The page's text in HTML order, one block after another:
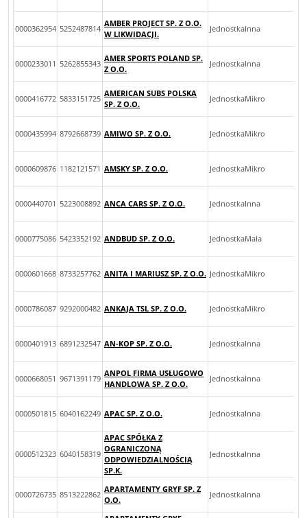
0000362954 5252487814
AMBER PROJECT SP. Z O.O.
W LIKWIDACJI.
JednostkaInna
0000233011 5262855343
AMER SPORTS POLAND SP.
Z O.O.
JednostkaInna
0000416772 5833151725
AMERICAN SUBS POLSKA
SP. Z O.O.
JednostkaMikro
0000435994 8792668739 AMIWO SP. Z O.O. JednostkaMikro
0000609876 1182121571 AMSKY SP. Z O.O. JednostkaMikro
0000440701 5223008892 ANCA CARS SP. Z O.O. JednostkaInna
0000775086 5423352192 ANDBUD SP. Z O.O. JednostkaMala
0000601668 8733257762 ANITA I MARIUSZ SP. Z O.O. JednostkaMikro
0000786087 9292000482 ANKAJA TSL SP. Z O.O. JednostkaMikro
0000401913 6891232547 AN-KOP SP. Z O.O. JednostkaInna
0000668051 9671391179
ANPOL FIRMA USŁUGOWO
HANDLOWA SP. Z O.O.
JednostkaInna
0000501815 6040162249 APAC SP. Z O.O. JednostkaInna
0000512323 6040158319
APAC SPÓŁKA Z
OGRANICZONĄ
ODPOWIEDZIALNOŚCIĄ
SP.K.
JednostkaInna
0000726735 8513222862
APARTAMENTY GRYF SP. Z
O.O.
JednostkaInna